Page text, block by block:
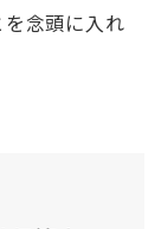
念頭に入れ